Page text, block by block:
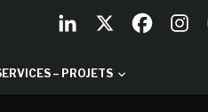
– PROJETS